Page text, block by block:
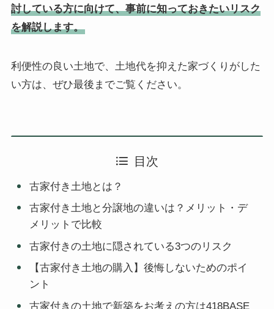
討している方に向けて、事前に知っておきたいリスク
を解説します。
利便性の良い土地で、土地代を抑えた家づくりがした
い方は、ぜひ最後までご覧ください。
目次
古家付き土地とは？
古家付き土地と分譲地の違いは？メリット・デ
メリットで比較
古家付きの土地に隠されている3つのリスク
【古家付き土地の購入】後悔しないためのポイ
ント
古家付きの土地で新築をお考えの方は418BASE